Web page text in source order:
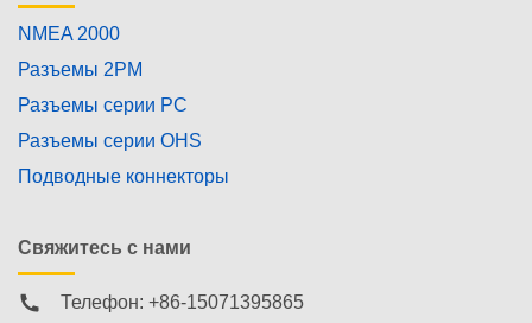
NMEA 2000
Разъемы 2PM
Разъемы серии PC
Разъемы серии OHS
Подводные коннекторы
Свяжитесь с нами
Телефон: +86-15071395865